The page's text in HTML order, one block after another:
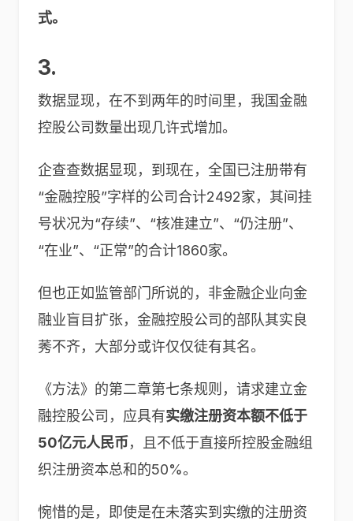
式。
3.
数据显现，在不到两年的时间里，我国金融
控股公司数量出现几许式增加。
企查查数据显现，到现在，全国已注册带有
“金融控股”字样的公司合计2492家，其间挂
号状况为“存续”、“核准建立”、“仍注册”、
“在业”、“正常”的合计1860家。
但也正如监管部门所说的，非金融企业向金
融业盲目扩张，金融控股公司的部队其实良
莠不齐，大部分或许仅仅徒有其名。
《方法》的第二章第七条规则，请求建立金
融控股公司，应具有实缴注册资本额不低于
50亿元人民币，且不低于直接所控股金融组
织注册资本总和的50%。
惋惜的是，即使是在未落实到实缴的注册资